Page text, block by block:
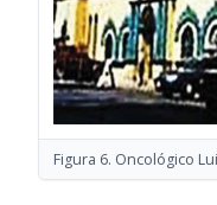
Figura 6. Oncológico